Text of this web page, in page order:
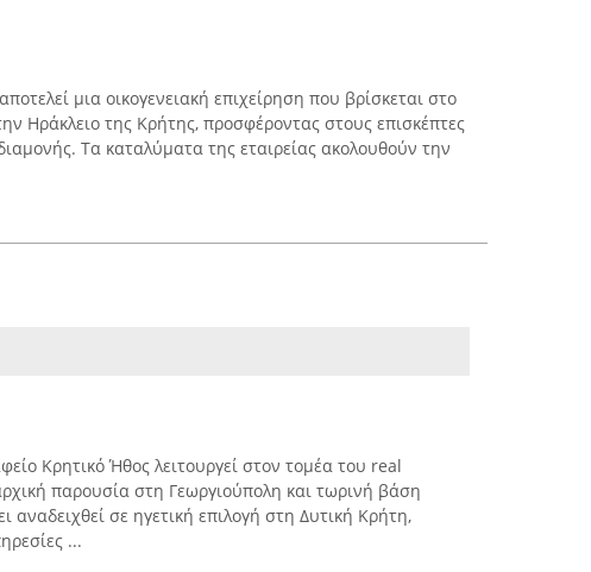
μια οικογενειακή επιχείρηση που βρίσκεται στο
Ηράκλειο της Κρήτης, προσφέροντας στους επισκέπτες
Τα καταλύματα της εταιρείας ακολουθούν την
Κρητικό Ήθος λειτουργεί στον τομέα του real
παρουσία στη Γεωργιούπολη και τωρινή βάση
αναδειχθεί σε ηγετική επιλογή στη Δυτική Κρήτη,
...